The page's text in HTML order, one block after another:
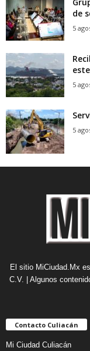
de
5
5
5
El sitio MiCiudad.Mx
C.V. | Algunos
Contacto Culiacán
Mi Ciudad Culiacán